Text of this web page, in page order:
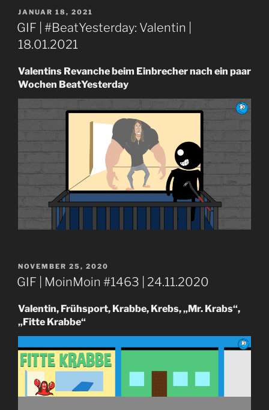
VERÖFFENTLICHT
AM
JANUAR 18, 2021
GIF | #BeatYesterday: Valentin |
18.01.2021
Valentins Revanche beim Einbrecher nach ein paar
Wochen BeatYesterday
VERÖFFENTLICHT
AM
NOVEMBER 25, 2020
GIF | MoinMoin #1463 | 24.11.2020
Valentin, Frühsport, Krabbe, Krebs, „Mr. Krabs“,
„Fitte Krabbe“